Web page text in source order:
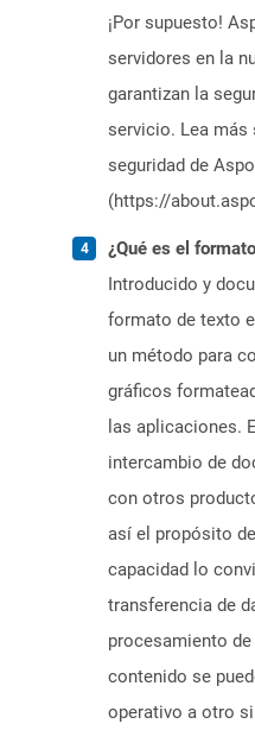
¡Por supuesto!
servidores en la
garantizan la
servicio. Lea más
seguridad de
(https://
¿Qué es el
Introducido y
formato de texto
un método para
gráficos
las aplicaciones.
intercambio de
con otros
así el propósito
capacidad lo
transferencia de
procesamiento
contenido se
operativo a otro